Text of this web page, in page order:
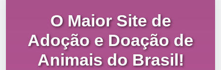
O Maior Site de
Adoção e Doação de
Animais do Brasil!